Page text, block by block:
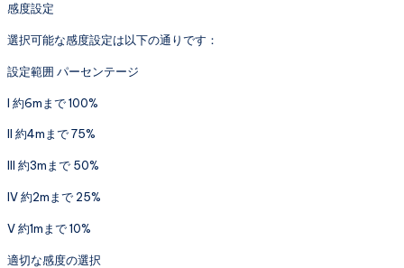
感度設定
選択可能な感度設定は以下の通りです：
設定範囲 パーセンテージ
I 約6mまで 100%
II 約4mまで 75%
III 約3mまで 50%
IV 約2mまで 25%
V 約1mまで 10%
適切な感度の選択